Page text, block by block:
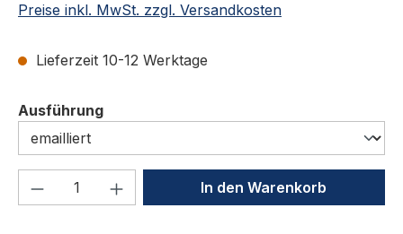
Preise inkl. MwSt. zzgl. Versandkosten
Lieferzeit 10-12 Werktage
Ausführungauswählen
Produkt Anzahl: Gib denIn den Warenkorb